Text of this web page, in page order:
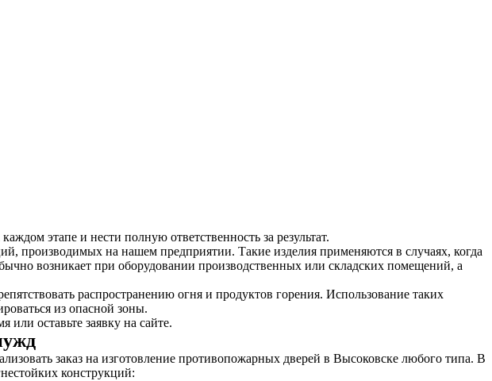
этапе и нести полную ответственность за результат.
производимых на нашем предприятии. Такие изделия применяются в случаях, когда
возникает при оборудовании производственных или складских помещений, а
распространению огня и продуктов горения. Использование таких
из опасной зоны.
оставьте заявку на сайте.
заказ на изготовление противопожарных дверей в Высоковске любого типа. В
конструкций: